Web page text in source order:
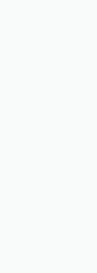
zum
Entwurf
Professur.